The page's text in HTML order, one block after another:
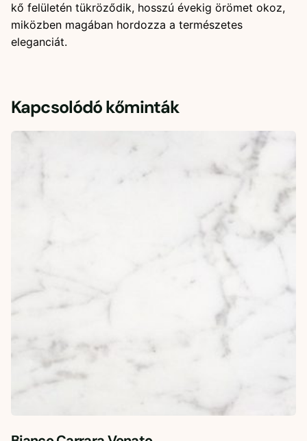
kő felületén tükröződik, hosszú évekig örömet okoz,
miközben magában hordozza a természetes
eleganciát.
Kapcsolódó kőminták